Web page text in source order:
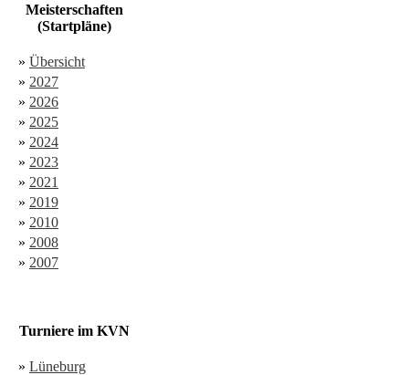
Meisterschaften
(Startpläne)
» Übersicht
» 2027
» 2026
» 2025
» 2024
» 2023
» 2021
» 2019
» 2010
» 2008
» 2007
Turniere im KVN
» Lüneburg